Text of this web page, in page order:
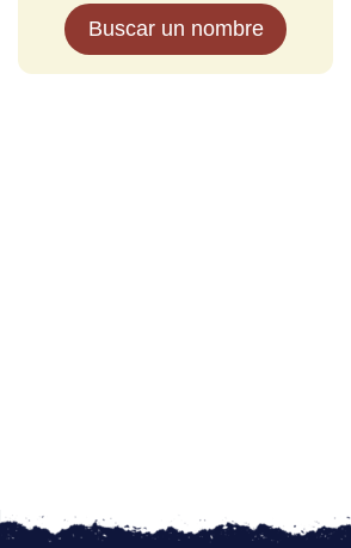
Buscar un nombre